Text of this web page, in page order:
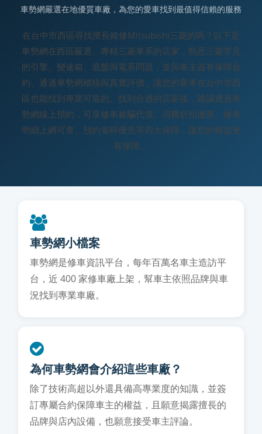
車勢網嚴選在地優質車廠，為您的愛車找到最值得信賴的服務
在台中市西區尋找擅長維修Mitsubishi三菱的嗎？以下是
車勢網在西區嚴選、專精三菱車系的店家，熟悉三菱常見
的引擎、變速箱、底盤與電系問題，並與車主簽有保障合
約、通過車勢網稽核與真實評價，讓您的愛車在台中市西
區也能找到專業可靠的。找到合適的店家後，建議透過車
勢網線上預約，可享修車被騙代償、消費折扣優惠、修車
明細上網可查、預約省時優先等四大保障，讓您的權益更
有保障。
車勢網小檔案
車勢網是修車資訊平台，每年百萬名車主造訪平
台，近 400 家修車廠上架，幫車主依照品牌與車
況找到專業車廠。
為何車勢網會介紹這些車廠？
除了技術高超以外還具備高專業度的知識，並簽
訂專屬合約保障車主的權益，且願意揭露擅長的
品牌與店內設備，也願意接受車主評論。